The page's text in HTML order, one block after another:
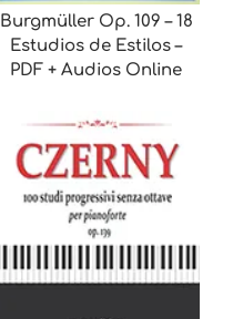
Burgmüller Op. 109 – 18
Estudios de Estilos –
PDF + Audios Online